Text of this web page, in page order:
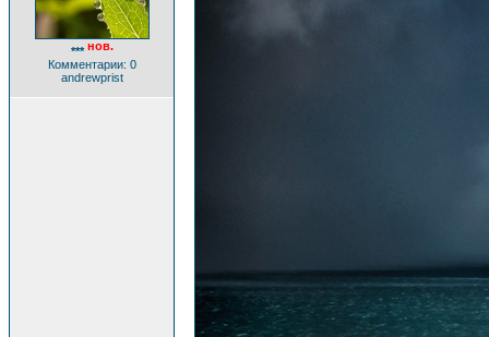
*** нов.
Комментарии: 0
andrewprist